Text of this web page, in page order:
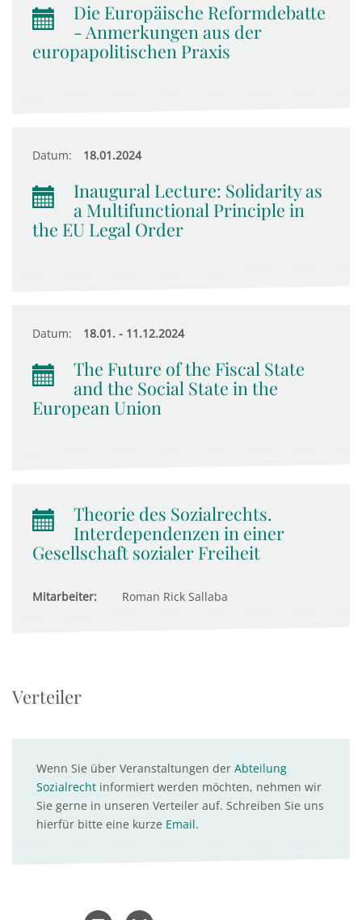
Die Europäische Reformdebatte
- Anmerkungen aus der
europapolitischen Praxis
Datum: 18.01.2024
Inaugural Lecture: Solidarity as
a Multifunctional Principle in
the EU Legal Order
Datum: 18.01. - 11.12.2024
The Future of the Fiscal State
and the Social State in the
European Union
Theorie des Sozialrechts.
Interdependenzen in einer
Gesellschaft sozialer Freiheit
Mitarbeiter: Roman Rick Sallaba
Verteiler
Wenn Sie über Veranstaltungen der Abteilung
Sozialrecht informiert werden möchten, nehmen wir
Sie gerne in unseren Verteiler auf. Schreiben Sie uns
hierfür bitte eine kurze Email.